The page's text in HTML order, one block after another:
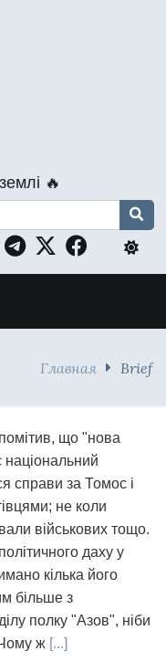
🔥
Главная Brief
що "нова
національний
справи за Томос і
не коли
військових тощо.
даху у
кілька його
більше з
полку "Азов", ніби
ж [...]